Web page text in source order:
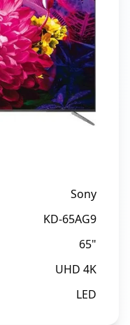
Sony
KD-65AG9
65"
UHD 4K
LED